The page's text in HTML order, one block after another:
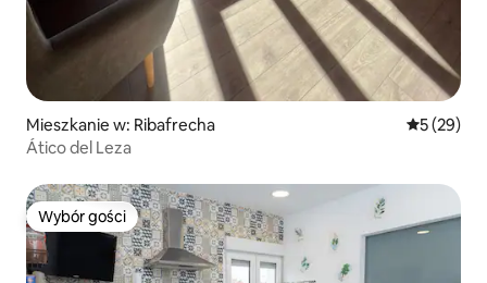
Mieszkanie w: Ribafrecha Średnia
5 (29)
Ático del Leza
Wybór gości
Wybór gości